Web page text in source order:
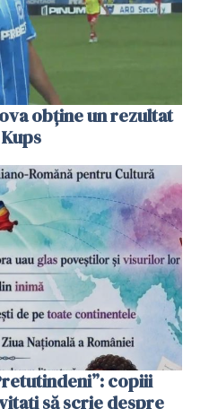
obține un rezultat
copiii
să scrie despre